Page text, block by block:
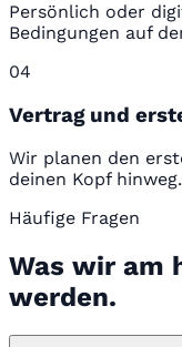
Persönlich oder
Bedingungen auf
04
Vertrag und
Wir planen den
deinen Kopf hinweg.
Häufige Fragen
Was wir am
werden.